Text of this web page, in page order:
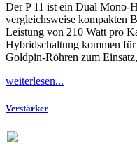
Der P 11 ist ein Dual Mono-
vergleichsweise kompakten
Leistung von 210 Watt pro
Hybridschaltung kommen
Goldpin-Röhren zum
weiterlesen...
Verstärker